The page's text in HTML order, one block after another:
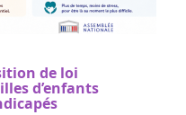
de loi
d’enfants